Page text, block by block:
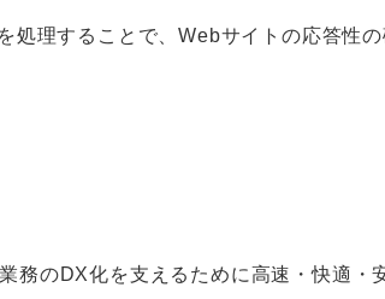
理することで、Webサイトの応答性
務のDX化を支えるために高速・快適・